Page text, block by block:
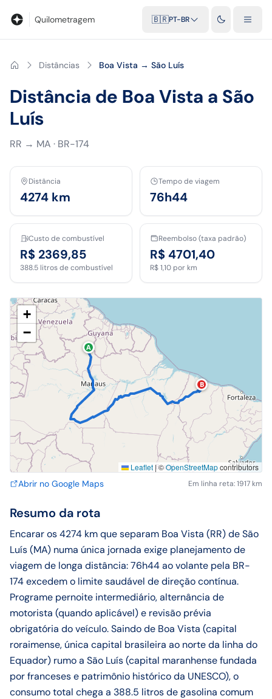
Quilometragem 🇧🇷PT-BR
Distâncias Boa Vista → São Luís
Distância de Boa Vista a São
Luís
RR → MA · BR-174
Distância
4274 km
Tempo de viagem
76h44
Custo de combustível
R$ 2369,85
388.5 litros de combustível
Reembolso (taxa padrão)
R$ 4701,40
R$ 1,10 por km
A
B
+
−
Leaflet |©OpenStreetMapcontributors
Abrir no Google Maps Em linha reta: 1917 km
Resumo da rota
Encarar os 4274 km que separam Boa Vista (RR) de São
Luís (MA) numa única jornada exige planejamento de
viagem de longa distância: 76h44 ao volante pela BR-
174 excedem o limite saudável de direção contínua.
Programe pernoite intermediário, alternância de
motorista (quando aplicável) e revisão prévia
obrigatória do veículo. Saindo de Boa Vista (capital
roraimense, única capital brasileira ao norte da linha do
Equador) rumo a São Luís (capital maranhense fundada
por franceses e patrimônio histórico da UNESCO), o
consumo total chega a 388.5 litros de gasolina comum